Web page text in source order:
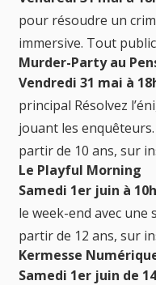
pour résoudre un
immersive. Tout
Murder-Party au
Vendredi 31 mai à
principal Résolvez
jouant les
partir de 10 ans, sur
Le Playful Morning
Samedi 1er juin à
le week-end avec une
partir de 12 ans, sur
Kermesse
Samedi 1er juin de